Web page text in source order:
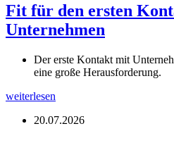
Fit für den ersten
Unternehmen
Der erste Kontakt mit
eine große Herausforderung.
weiterlesen
20.07.2026